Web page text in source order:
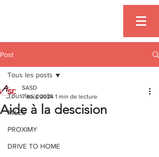
Post
Tous les posts
MILEE
PROXIMY
DRIVE TO HOME
Tous les posts
Aide à la descision
SASD
7 août 2024 1 min de lecture